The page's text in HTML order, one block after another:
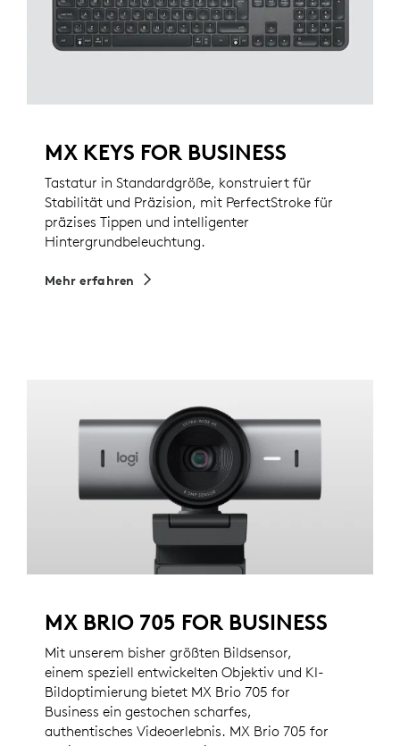
MX KEYS FOR BUSINESS
Tastatur in Standardgröße, konstruiert für
Stabilität und Präzision, mit PerfectStroke für
präzises Tippen und intelligenter
Hintergrundbeleuchtung.
Mehr erfahren
MX BRIO 705 FOR BUSINESS
Mit unserem bisher größten Bildsensor,
einem speziell entwickelten Objektiv und KI-
Bildoptimierung bietet MX Brio 705 for
Business ein gestochen scharfes,
authentisches Videoerlebnis. MX Brio 705 for